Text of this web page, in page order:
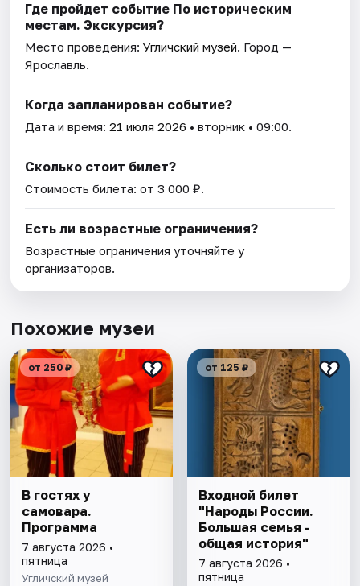
Где пройдет событие По историческим
местам. Экскурсия?
Место проведения:Угличский музей. Город —
Ярославль.
Когда запланирован событие?
Дата и время:21 июля 2026 • вторник • 09:00.
Сколько стоит билет?
Стоимость билета: от 3 000 ₽.
Есть ли возрастные ограничения?
Возрастные ограничения уточняйте у
организаторов.
Похожие музеи
от 250 ₽
В гостях у
самовара.
Программа
7 августа 2026 •
пятница
Угличский музей
от 125 ₽
Входной билет
"Народы России.
Большая семья -
общая история"
7 августа 2026 •
пятница